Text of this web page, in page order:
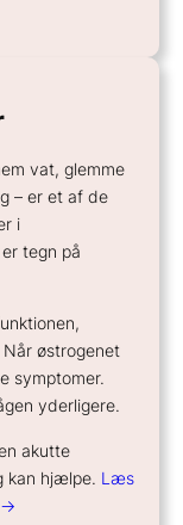
vat, glemme
– er et af de
i
tegn på
østrogenet
symptomer.
yderligere.
akutte
kan hjælpe. Læs
→